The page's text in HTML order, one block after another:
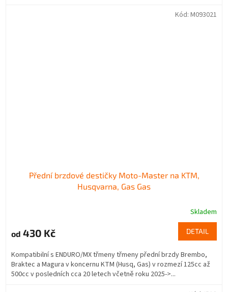
Přední brzdové destičky Moto-Master na KTM,
Husqvarna, Gas Gas
Skladem
od 430 Kč DETAIL
Kompatibilní s ENDURO/MX třmeny třmeny přední brzdy Brembo,
Braktec a Magura v koncernu KTM (Husq, Gas) v rozmezí 125cc až
500cc v posledních cca 20 letech včetně roku 2025->...
Kód: M093021